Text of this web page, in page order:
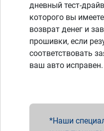
дневный тест-
которого вы
возврат денег и
прошивки, если
соответствовать
ваш авто исправен.
Наши